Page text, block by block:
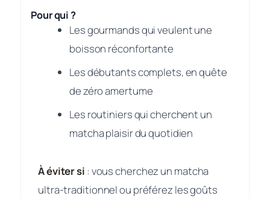
Pour qui ?
Les gourmands qui veulent une
boisson réconfortante
Les débutants complets, en quête
de zéro amertume
Les routiniers qui cherchent un
matcha plaisir du quotidien
À éviter si : vous cherchez un matcha
ultra-traditionnel ou préférez les goûts